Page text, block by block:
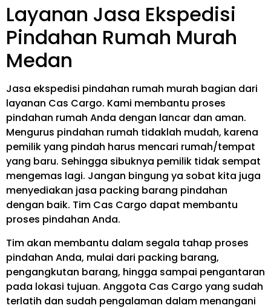
Layanan Jasa Ekspedisi
Pindahan Rumah Murah
Medan
Jasa ekspedisi pindahan rumah murah bagian dari
layanan Cas Cargo. Kami membantu proses
pindahan rumah Anda dengan lancar dan aman.
Mengurus pindahan rumah tidaklah mudah, karena
pemilik yang pindah harus mencari rumah/tempat
yang baru. Sehingga sibuknya pemilik tidak sempat
mengemas lagi. Jangan bingung ya sobat kita juga
menyediakan jasa packing barang pindahan
dengan baik. Tim Cas Cargo dapat membantu
proses pindahan Anda.
Tim akan membantu dalam segala tahap proses
pindahan Anda, mulai dari packing barang,
pengangkutan barang, hingga sampai pengantaran
pada lokasi tujuan. Anggota Cas Cargo yang sudah
terlatih dan sudah pengalaman dalam menangani